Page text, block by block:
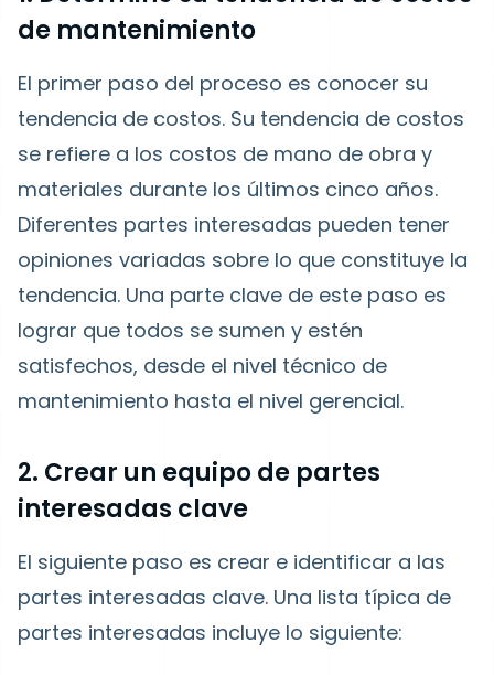
de mantenimiento
El primer paso del proceso es conocer su
tendencia de costos. Su tendencia de costos
se refiere a los costos de mano de obra y
materiales durante los últimos cinco años.
Diferentes partes interesadas pueden tener
opiniones variadas sobre lo que constituye la
tendencia. Una parte clave de este paso es
lograr que todos se sumen y estén
satisfechos, desde el nivel técnico de
mantenimiento hasta el nivel gerencial.
2. Crear un equipo de partes
interesadas clave
El siguiente paso es crear e identificar a las
partes interesadas clave. Una lista típica de
partes interesadas incluye lo siguiente: